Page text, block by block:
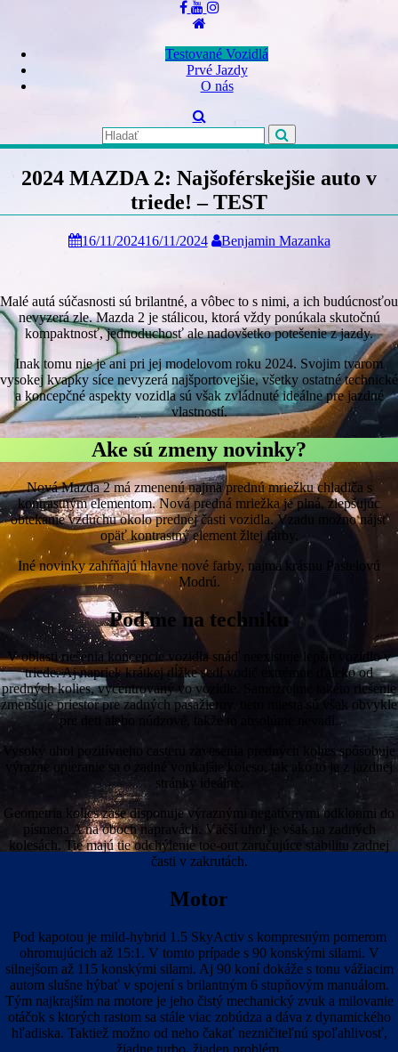
Skip
to
Testované Vozidlá
Prvé Jazdy
O nás
2024 MAZDA 2: Najšoférskejšie auto v
triede! – TEST
16/11/202416/11/2024 Benjamin Mazanka
Malé autá súčasnosti sú brilantné, a vôbec to s nimi, a ich budúcnosťou
nevyzerá zle. Mazda 2 je stálicou, ktorá vždy ponúkala skutočnú
kompaktnosť, jednoduchosť ale nadovšetko potešenie z jazdy.
Inak tomu nie je ani pri jej modelovom roku 2024. Svojim tvarom
vysokej kvapky síce nevyzerá najšportovejšie, všetky ostatné technické
a koncepčné aspekty vozidla sú však zvládnuté ideálne pre jazdné
vlastností.
Ake sú zmeny novinky?
Nová Mazda 2 má zmenenú najmä prednú mriežku chladiča s
kontrastným elementom. Nová predná mriežka je plná, zlepšujúc
obtekanie vzduchu okolo prednej časti vozidla. Vzadu možno nájsť
opäť kontrastný element žltej farby.
Iné novinky zahŕňajú hlavne nové farby, najmä krásnu Pastelovú
Modrú.
Poďme na techniku
V oblasti riešenia koncepcie vozidla snáď neexistuje lepšie vozidlo v
triede. Aj napriek krátkej dĺžke sedí vodič extrémne ďaleko od
predných kolies, vycentrovaný vo vozidle. Samozrejme takéto riešenie
zmenšuje priestor pre zadných pasažierov, tieto miesta sú však obvykle
pre deti alebo núdzové, takže to absolútne nevadí.
Vysoký uhol pozitívneho casteru zavesenia predných kolies spôsobuje
výrazne opieranie sa o zadné vonkajšie koleso, tak ako to je z jazdnej
stránky ideálne.
Geometria kolies zase disponuje výraznými negatívnymi odklonmi do
písmena A na oboch nápravách. Väčší uhol je však na zadných
kolesách. Tie majú tie odchýlenie toe-out zaručujúce stabilitu zadnej
časti v zakrutách.
Motor
Pod kapotou je mild-hybrid 1.5 SkyActiv s kompresným pomerom
ohromujúcich až 15:1. V tomto prípade s 90 konskými silami. V
silnejšom až 115 konskými silami. Aj 90 koní dokáže s tonu vážiacim
autom slušne hýbať v spojení s brilantným 6 stupňovým manuálom.
Tým najkrajším na motore je jeho čistý mechanický zvuk a milovanie
otáčok s ktorých rastom sa stále viac zobúdza a dáva z dynamického
hľadiska. Taktiež možno od neho čakať nezničiteľnú spoľahlivosť,